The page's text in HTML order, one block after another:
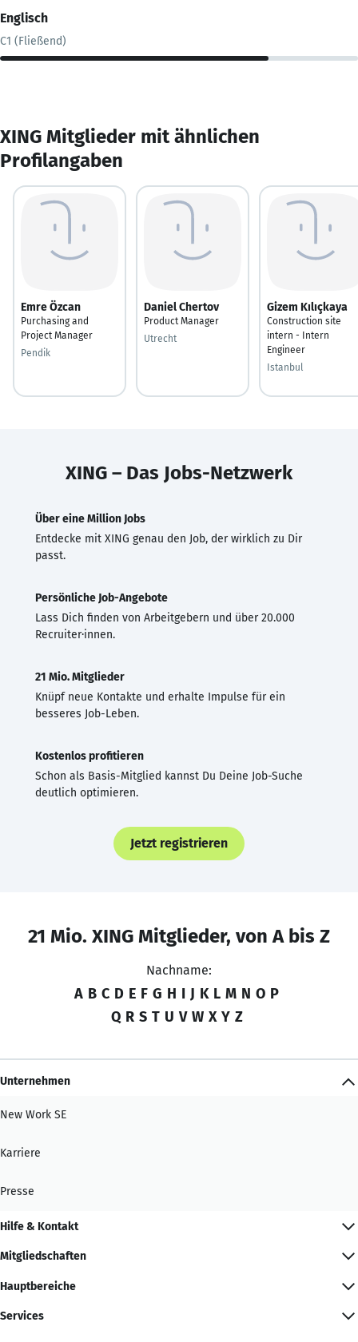
Englisch
C1 (Fließend)
XING Mitglieder mit ähnlichen
Profilangaben
Emre Özcan
Purchasing and
Project Manager
Pendik
Daniel Chertov
Product Manager
Utrecht
Gizem Kılıçkaya
Construction site
intern - Intern
Engineer
Istanbul
XING – Das Jobs-Netzwerk
Über eine Million Jobs
Entdecke mit XING genau den Job, der wirklich zu Dir
passt.
Persönliche Job-Angebote
Lass Dich finden von Arbeitgebern und über 20.000
Recruiter·innen.
21 Mio. Mitglieder
Knüpf neue Kontakte und erhalte Impulse für ein
besseres Job-Leben.
Kostenlos profitieren
Schon als Basis-Mitglied kannst Du Deine Job-Suche
deutlich optimieren.
Jetzt registrieren
21 Mio. XING Mitglieder, von A bis Z
Nachname:
A B C D E F G H I J K L M N O P
Q R S T U V W X Y Z
Unternehmen
New Work SE
Karriere
Presse
Hilfe & Kontakt
Mitgliedschaften
Hauptbereiche
Services